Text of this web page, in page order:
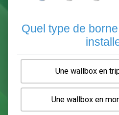
En 5 minutes,
Gratuit, sans pub et
2 3
Quel type de